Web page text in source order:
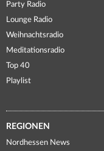
Party Radio
Lounge Radio
Weihnachtsradio
Meditationsradio
Top 40
Playlist
REGIONEN
Nordhessen News